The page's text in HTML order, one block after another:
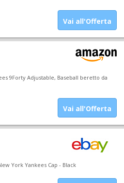
Vai all'Offerta
9Forty Adjustable, Baseball beretto da
Vai all'Offerta
York Yankees Cap - Black